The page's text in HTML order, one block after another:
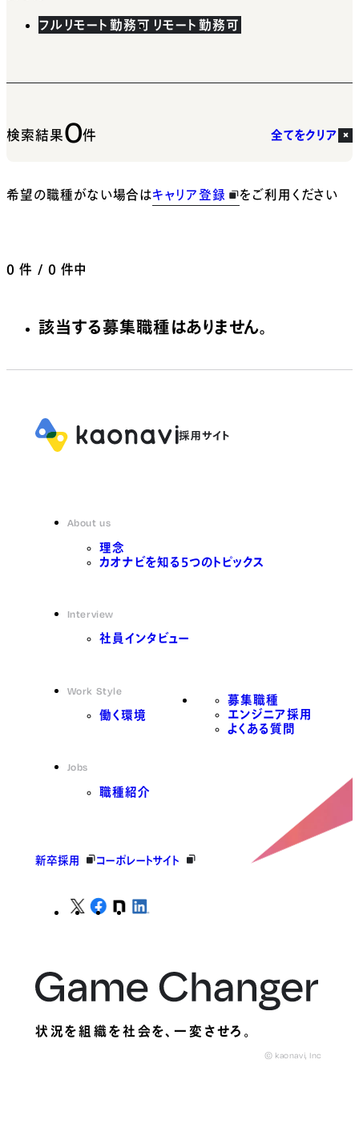
フルリモート勤務可 リモート勤務可
検索結果0件 全てをクリア
希望の職種がない場合はキャリア登録 をご利用ください
0 件 / 0 件中
該当する募集職種はありません。
About us
理念
カオナビを知る5つのトピックス
Interview
社員インタビュー
Work Style
働く環境
Jobs
職種紹介
募集職種
エンジニア採用
よくある質問
新卒採用 コーポレートサイト
状況を組織を社会を、一変させろ。
© kaonavi, Inc